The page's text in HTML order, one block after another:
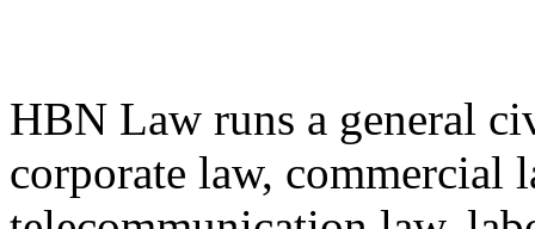
HBN Law runs a general
corporate law, commercial